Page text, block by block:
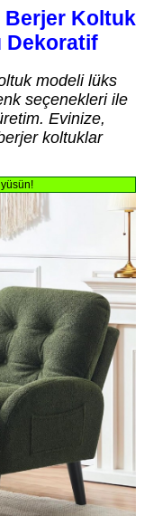
Berjer Koltuk
Dekoratif
modeli lüks
seçenekleri ile
Evinize,
koltuklar